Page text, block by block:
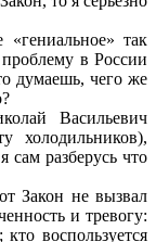
«гениальное» так
в России
думаешь, чего же
Васильевич
холодильников),
сам разберусьчто
Закон не вызвал
и тревогу:
воспользуется